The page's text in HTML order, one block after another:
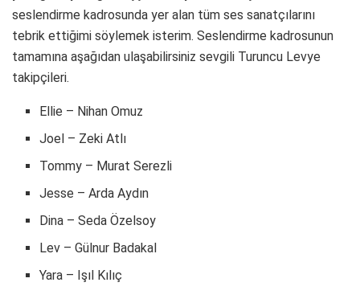
seslendirme kadrosunda yer alan tüm ses sanatçılarını
tebrik ettiğimi söylemek isterim. Seslendirme kadrosunun
tamamına aşağıdan ulaşabilirsiniz sevgili Turuncu Levye
takipçileri.
Ellie – Nihan Omuz
Joel – Zeki Atlı
Tommy – Murat Serezli
Jesse – Arda Aydın
Dina – Seda Özelsoy
Lev – Gülnur Badakal
Yara – Işıl Kılıç